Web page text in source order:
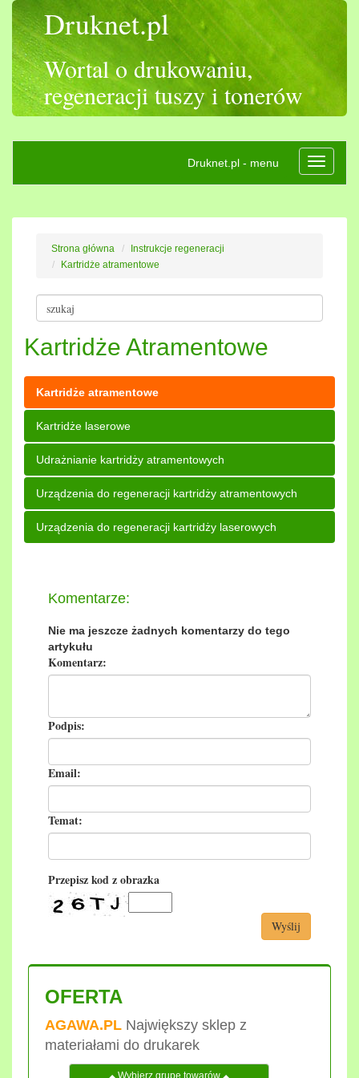
Druknet.pl
Wortal o drukowaniu,
regeneracji tuszy i tonerów
Rozwiń
Druknet.pl - menu
Strona główna
Instrukcje regeneracji
Kartridże atramentowe
Kartridże Atramentowe
Kartridże atramentowe
Kartridże laserowe
Udrażnianie kartridży atramentowych
Urządzenia do regeneracji kartridży atramentowych
Urządzenia do regeneracji kartridży laserowych
Komentarze:
Nie ma jeszcze żadnych komentarzy do tego
artykułu
Komentarz:
Podpis:
Email:
Temat:
Przepisz kod z obrazka
Wyślij
OFERTA
AGAWA.PL Największy sklep z
materiałami do drukarek
Wybierz grupę towarów